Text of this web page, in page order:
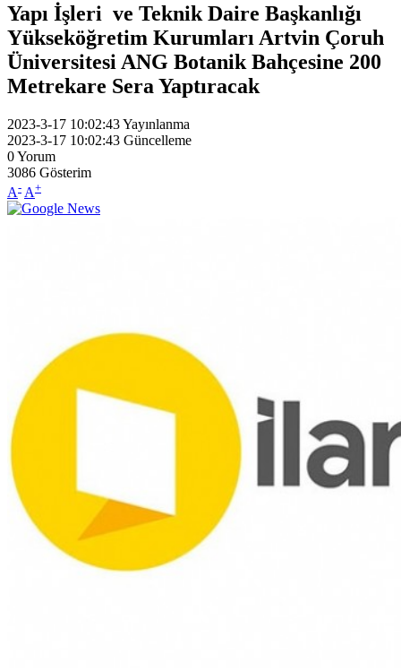
Yapı İşleri ve Teknik Daire Başkanlığı
Yükseköğretim Kurumları Artvin Çoruh
Üniversitesi ANG Botanik Bahçesine 200
Metrekare Sera Yaptıracak
2023-3-17 10:02:43Yayınlanma
2023-3-17 10:02:43 Güncelleme
0Yorum
3086 Gösterim
A- A+